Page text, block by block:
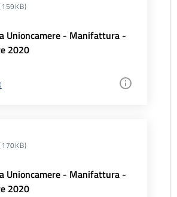
Unioncamere - Manifattura -
2020
Unioncamere - Manifattura -
2020